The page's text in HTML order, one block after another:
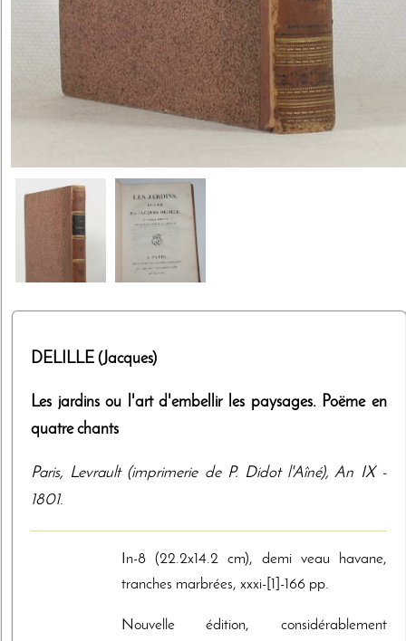
DELILLE (Jacques)
Les jardins ou l'art d'embellir les paysages. Poëme en
quatre chants
Paris, Levrault (imprimerie de P. Didot l'Aîné),An IX -
1801.
In-8 (22.2x14.2 cm), demi veau havane,
tranches marbrées, xxxi-[1]-166 pp.
Nouvelle édition, considérablement